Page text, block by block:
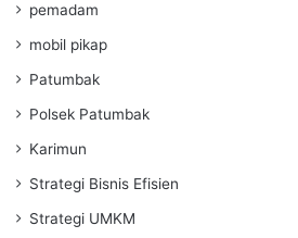
pemadam
mobil pikap
Patumbak
Polsek Patumbak
Karimun
Strategi Bisnis Efisien
Strategi UMKM